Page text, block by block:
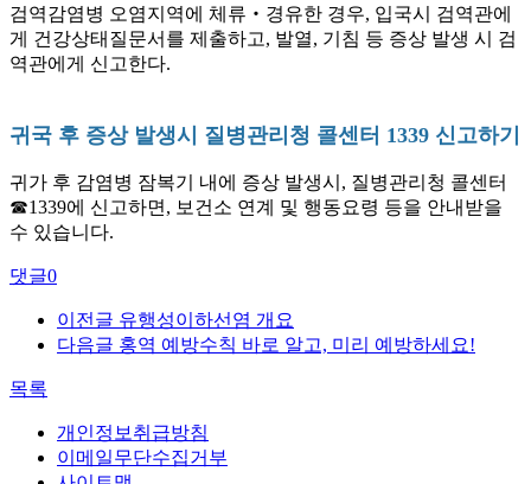
검역감염병 오염지역에 체류‧경유한 경우, 입국시 검역관에
게 건강상태질문서를 제출하고, 발열, 기침 등 증상 발생 시 검
역관에게 신고한다.
귀국 후 증상 발생시 질병관리청 콜센터 1339 신고하기
귀가 후 감염병 잠복기 내에 증상 발생시, 질병관리청 콜센터
☎1339에 신고하면, 보건소 연계 및 행동요령 등을 안내받을
수 있습니다.
댓글0
이전글 유행성이하선염 개요
다음글 홍역 예방수칙 바로 알고, 미리 예방하세요!
목록
개인정보취급방침
이메일무단수집거부